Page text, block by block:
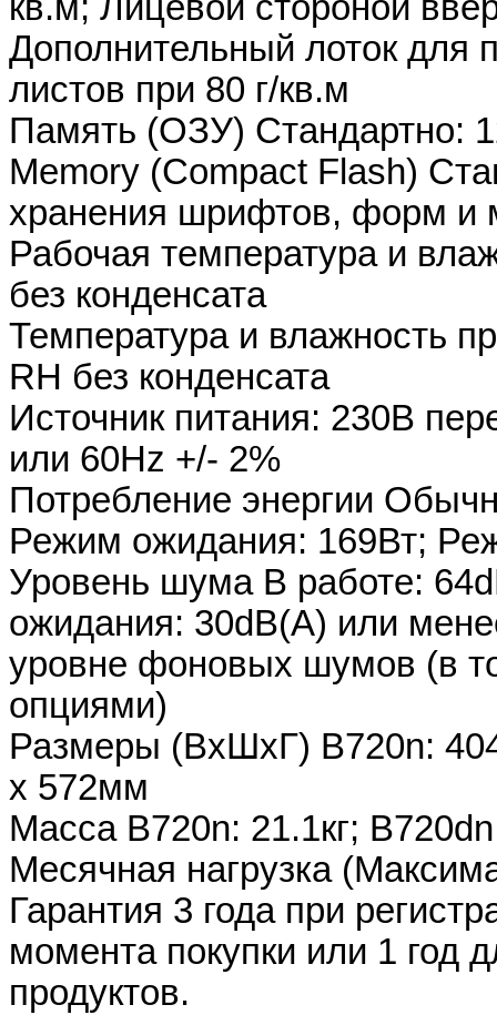
Дополнительный лоток для
листов при 80 г/кв.м
Память (ОЗУ) Стандартно:
Memory (Compact Flash)
хранения шрифтов, форм и
Рабочая температура и
без конденсата
Температура и влажность
RH без конденсата
Источник питания: 230В
или 60Hz +/- 2%
Потребление энергии
Режим ожидания: 169Вт;
Уровень шума В работе:
ожидания: 30dB(A) или
уровне фоновых шумов (в
опциями)
Размеры (ВxШxГ) B720n:
x 572мм
Масса B720n: 21.1кг;
Месячная нагрузка
Гарантия 3 года при
момента покупки или 1 год
продуктов.